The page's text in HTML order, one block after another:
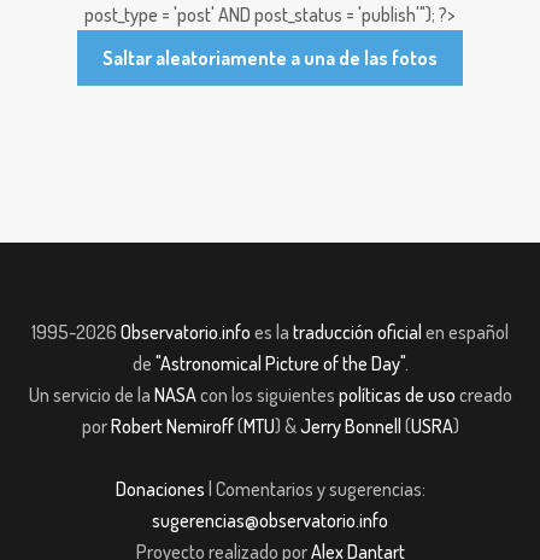
post_type = 'post' AND post_status = 'publish'"); ?>
Saltar aleatoriamente a una de las fotos
1995-2026 Observatorio.info es la traducción oficial en español
de "Astronomical Picture of the Day".
Un servicio de la NASAcon los siguientes políticas de uso creado
porRobert Nemiroff(MTU) &Jerry Bonnell (USRA)
Donaciones | Comentarios y sugerencias:
sugerencias@observatorio.info
Proyecto realizado porAlex Dantart